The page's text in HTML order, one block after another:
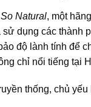
So Natural, một
dụng các thành
độ lành tính để
chỉ nổi tiếng tại
thống, chủ